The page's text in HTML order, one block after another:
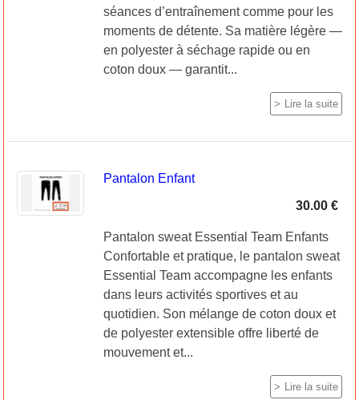
séances d’entraînement comme pour les
moments de détente. Sa matière légère —
en polyester à séchage rapide ou en
coton doux — garantit...
Lire la suite
Pantalon Enfant
30.00 €
Pantalon sweat Essential Team Enfants
Confortable et pratique, le pantalon sweat
Essential Team accompagne les enfants
dans leurs activités sportives et au
quotidien. Son mélange de coton doux et
de polyester extensible offre liberté de
mouvement et...
Lire la suite